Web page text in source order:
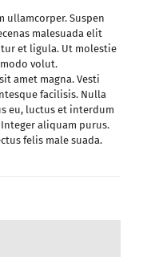
ullamcorper. Suspen
malesuada elit
et ligula. Ut molestie
volut.
amet magna. Vesti
facilisis. Nulla
eu, luctus et interdum
aliquam purus.
felis male suada.